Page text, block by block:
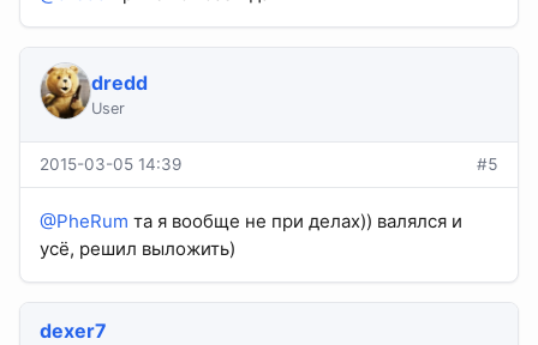
dredd
User
2015-03-05 14:39 #5
@PheRum та я вообще не при делах)) валялся и
усё, решил выложить)
dexer7